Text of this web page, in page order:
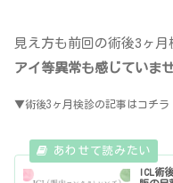
見え方も前回の術後3ヶ月
アイ等異常も感じていませ
▼術後3ヶ月検診の記事はコチラ
ICL術